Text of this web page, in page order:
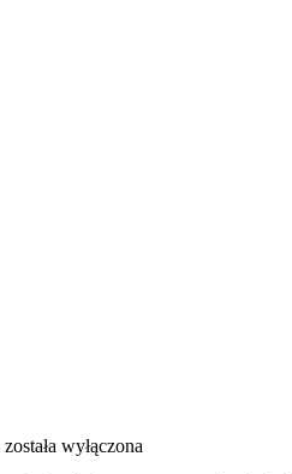
została wyłączona